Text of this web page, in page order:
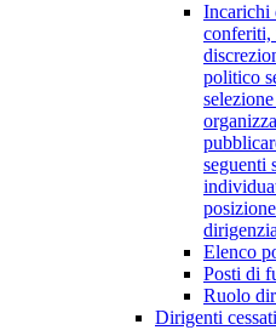
Incarichi
politico
seguenti
Elenco
Posti di
Ruolo
Dirigenti cessati